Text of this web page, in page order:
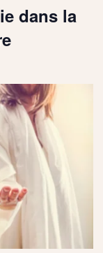
dans la